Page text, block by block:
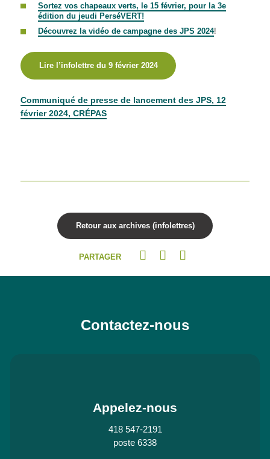
Sortez vos chapeaux verts, le 15 février, pour la 3e
édition du jeudi PerséVERT!
Découvrez la vidéo de campagne des JPS 2024!
Lire l’infolettre du 9 février 2024
Communiqué de presse de lancement des JPS, 12
février 2024, CRÉPAS
Retour aux archives (infolettres)
PARTAGER
Contactez-nous
Appelez-nous
418 547-2191
poste 6338